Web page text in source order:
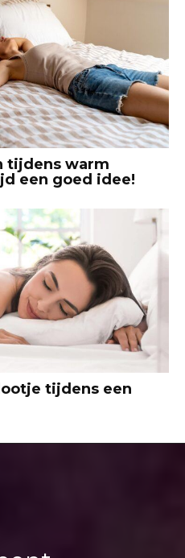
tijdens warm
een goed idee!
tijdens een